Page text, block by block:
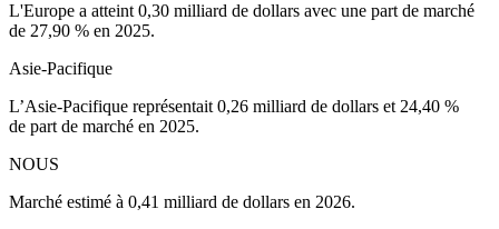
L'Europe a atteint 0,30 milliard de dollars avec une part de marché
de 27,90 % en 2025.
Asie-Pacifique
L’Asie-Pacifique représentait 0,26 milliard de dollars et 24,40 %
de part de marché en 2025.
NOUS
Marché estimé à 0,41 milliard de dollars en 2026.